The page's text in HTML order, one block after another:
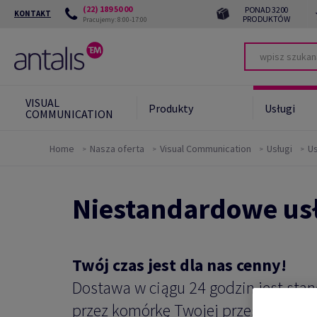
KONTAKT (22) 189 50 00
Pracujemy: 8:00-17:00
PONAD 3200
PRODUKTÓW
VISUAL
COMMUNICATION
Produkty Usługi
rozwój
Home Nasza oferta Visual Communication Usługi
Niestandardowe
Twój czas jest dla nas cenny!
Dostawa w ciągu 24 godzin jest
przez komórkę Twojej przesyłki?